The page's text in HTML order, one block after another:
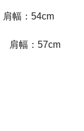
幅：54cm
肩幅：57cm